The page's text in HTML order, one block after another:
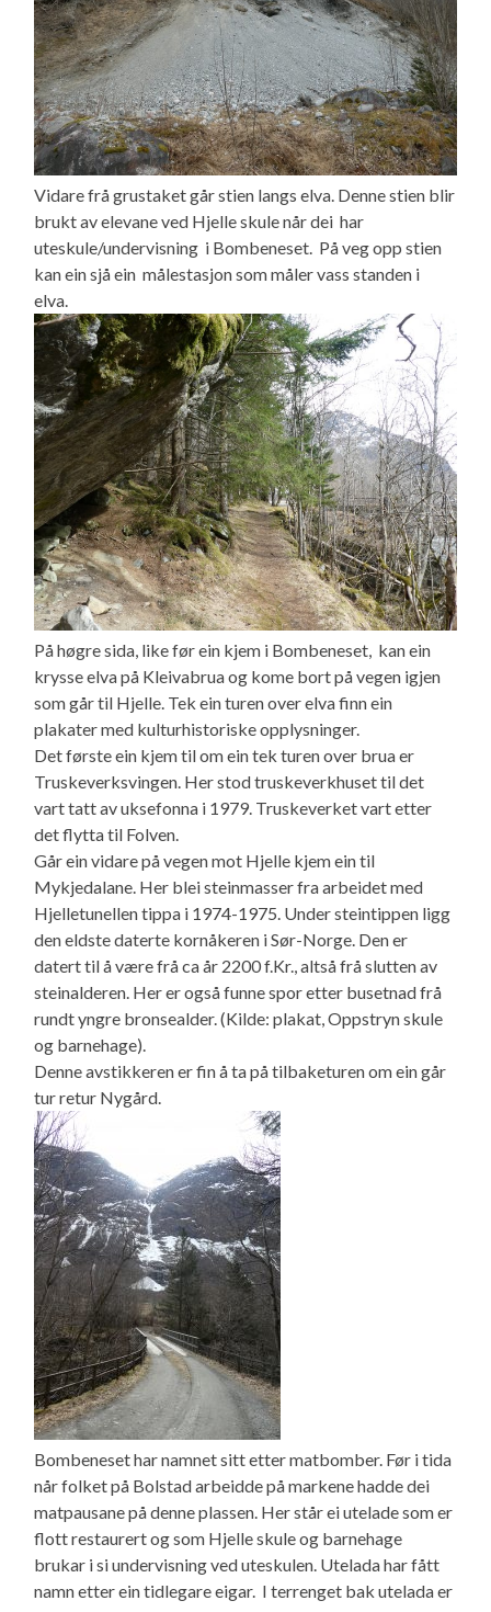
Vidare frå grustaket går stien langs elva. Denne stien blir
brukt av elevane ved Hjelle skule når dei har
uteskule/undervisning i Bombeneset. På veg opp stien
kan ein sjå ein målestasjon som måler vass standen i
elva.
På høgre sida, like før ein kjem i Bombeneset, kan ein
krysse elva på Kleivabrua og kome bort på vegen igjen
som går til Hjelle. Tek ein turen over elva finn ein
plakater med kulturhistoriske opplysninger.
Det første ein kjem til om ein tek turen over brua er
Truskeverksvingen. Her stod truskeverkhuset til det
vart tatt av uksefonna i 1979. Truskeverket vart etter
det flytta til Folven.
Går ein vidare på vegen mot Hjelle kjem ein til
Mykjedalane. Her blei steinmasser fra arbeidet med
Hjelletunellen tippa i 1974-1975. Under steintippen ligg
den eldste daterte kornåkeren i Sør-Norge. Den er
datert til å være frå ca år 2200 f.Kr., altså frå slutten av
steinalderen. Her er også funne spor etter busetnad frå
rundt yngre bronsealder. (Kilde: plakat, Oppstryn skule
og barnehage).
Denne avstikkeren er fin å ta på tilbaketuren om ein går
tur retur Nygård.
Bombeneset har namnet sitt etter matbomber. Før i tida
når folket på Bolstad arbeidde på markene hadde dei
matpausane på denne plassen. Her står ei utelade som er
flott restaurert og som Hjelle skule og barnehage
brukar i si undervisning ved uteskulen. Utelada har fått
namn etter ein tidlegare eigar. I terrenget bak utelada er